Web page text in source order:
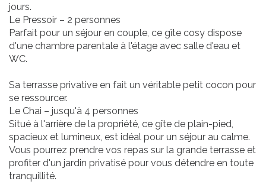
jours.
Le Pressoir – 2 personnes
Parfait pour un séjour en couple, ce gîte cosy dispose
d'une chambre parentale à l'étage avec salle d'eau et
WC.
Sa terrasse privative en fait un véritable petit cocon pour
se ressourcer.
Le Chai – jusqu'à 4 personnes
Situé à l'arrière de la propriété, ce gîte de plain-pied,
spacieux et lumineux, est idéal pour un séjour au calme.
Vous pourrez prendre vos repas sur la grande terrasse et
profiter d'un jardin privatisé pour vous détendre en toute
tranquillité.